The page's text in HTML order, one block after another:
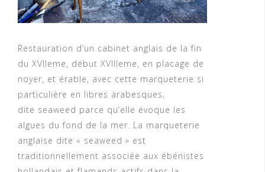
Restauration d’un cabinet anglais de la fin
du XVIIeme, début XVIIIeme, en placage de
noyer, et érable, avec cette marqueterie si
particulière en libres arabesques,
dite seaweed parce qu’elle évoque les
algues du fond de la mer. La marqueterie
anglaise dite « seaweed » est
traditionnellement associée aux ébénistes